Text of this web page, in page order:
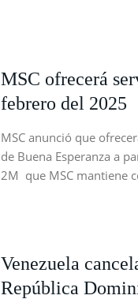
MSC ofrecerá
febrero del 2025
MSC anunció que
de Buena Esperanza a
2M que MSC mantiene
Venezuela
República